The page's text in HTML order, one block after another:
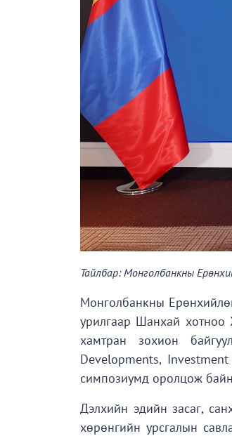
Тайлбар: Монголбанкны
Монголбанкны
урилгаар Шанхай
хамтран зохион
Developments,
симпозиумд оролцож
Дэлхийн эдийн засаг,
хөрөнгийн урсгалын